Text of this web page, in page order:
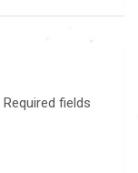
Required fields